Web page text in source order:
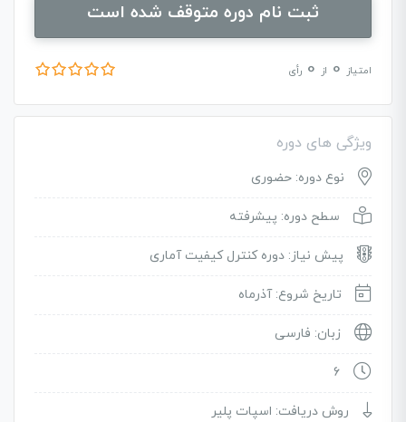
ثبت نام دوره متوقف شده است
امتیاز 0 از 0 رأی
ویژگی های دوره
نوع دوره: حضوری
سطح دوره: پیشرفته
پیش نیاز: دوره کنترل کیفیت آماری
تاریخ شروع: آذرماه
زبان: فارسی
6
روش دریافت: اسپات پلیر